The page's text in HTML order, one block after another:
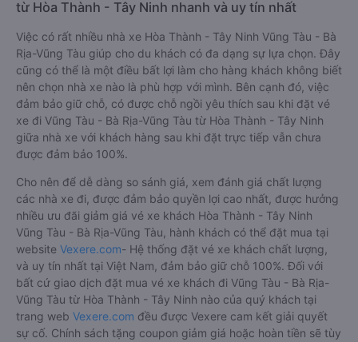
từ Hòa Thành - Tây Ninh nhanh và uy tín nhất
Việc có rất nhiều nhà xe Hòa Thành - Tây Ninh Vũng Tàu - Bà
Rịa-Vũng Tàu giúp cho du khách có đa dạng sự lựa chọn. Đây
cũng có thể là một điều bất lợi làm cho hàng khách không biết
nên chọn nhà xe nào là phù hợp với mình. Bên cạnh đó, việc
đảm bảo giữ chỗ, có được chỗ ngồi yêu thích sau khi đặt vé
xe đi Vũng Tàu - Bà Rịa-Vũng Tàu từ Hòa Thành - Tây Ninh
giữa nhà xe với khách hàng sau khi đặt trực tiếp vẫn chưa
được đảm bảo 100%.
Cho nên để dễ dàng so sánh giá, xem đánh giá chất lượng
các nhà xe đi, được đảm bảo quyền lợi cao nhất, được hưởng
nhiều ưu đãi giảm giá vé xe khách Hòa Thành - Tây Ninh
Vũng Tàu - Bà Rịa-Vũng Tàu, hành khách có thể đặt mua tại
website Vexere.com- Hệ thống đặt vé xe khách chất lượng,
và uy tín nhất tại Việt Nam, đảm bảo giữ chỗ 100%. Đối với
bất cứ giao dịch đặt mua vé xe khách đi Vũng Tàu - Bà Rịa-
Vũng Tàu từ Hòa Thành - Tây Ninh nào của quý khách tại
trang web Vexere.com đều được Vexere cam kết giải quyết
sự cố. Chính sách tặng coupon giảm giá hoặc hoàn tiền sẽ tùy